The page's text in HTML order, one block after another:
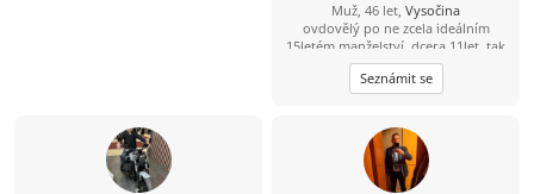
Muž, 46 let, Vysočina
ovdovělý po ne zcela ideálním
15letém manželství, dcera 11let, tak
trochu alternativně a pronárodně
smýšlející, tj. fráze konzum a úspěch
již se mě tak úplně netýkají, přírodu
pobytu se zcela vázán necítím,
uvítám ženu trochu otevřené mysli
Seznámit se